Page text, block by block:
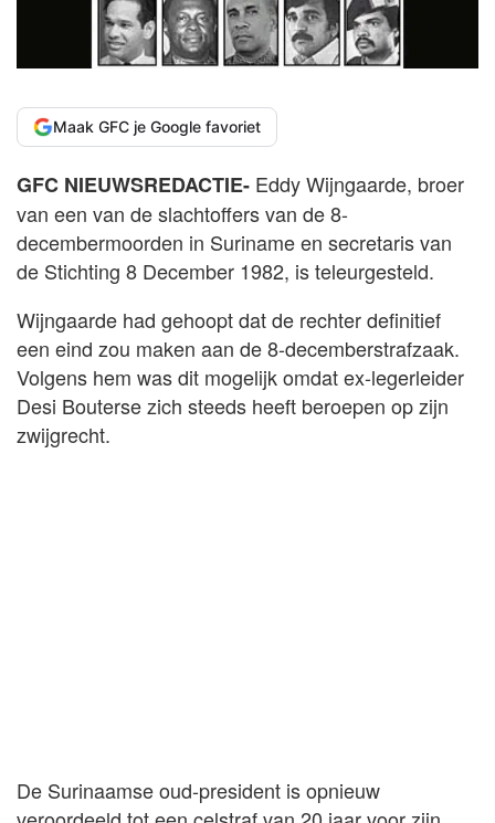
Maak GFC je Google favoriet
GFC NIEUWSREDACTIE- Eddy Wijngaarde, broer
van een van de slachtoffers van de 8-
decembermoorden in Suriname en secretaris van
de Stichting 8 December 1982, is teleurgesteld.
Wijngaarde had gehoopt dat de rechter definitief
een eind zou maken aan de 8-decemberstrafzaak.
Volgens hem was dit mogelijk omdat ex-legerleider
Desi Bouterse zich steeds heeft beroepen op zijn
zwijgrecht.
De Surinaamse oud-president is opnieuw